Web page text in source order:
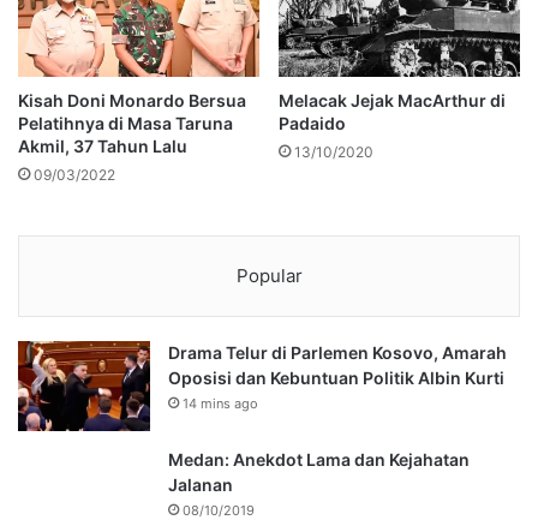
Kisah Doni Monardo Bersua
Pelatihnya di Masa Taruna
Akmil, 37 Tahun Lalu
09/03/2022
Melacak Jejak MacArthur di
Padaido
13/10/2020
Popular
Drama Telur di Parlemen Kosovo, Amarah
Oposisi dan Kebuntuan Politik Albin Kurti
14 mins ago
Medan: Anekdot Lama dan Kejahatan
Jalanan
08/10/2019